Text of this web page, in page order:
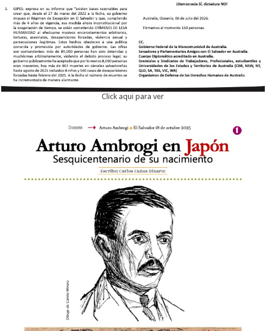
Click aqui para ver